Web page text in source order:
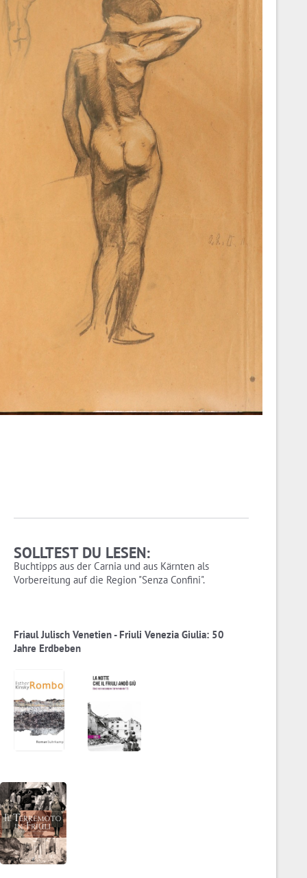
SOLLTEST DU LESEN:
Buchtipps aus der Carnia und aus Kärnten als
Vorbereitung auf die Region "Senza Confini".
Friaul Julisch Venetien - Friuli Venezia Giulia: 50
Jahre Erdbeben